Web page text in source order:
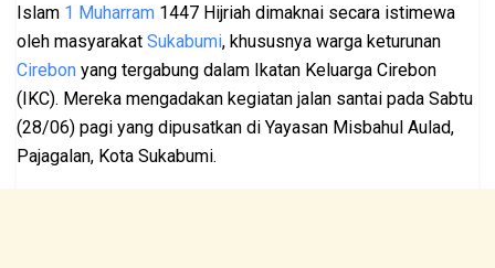
Islam 1 Muharram 1447 Hijriah dimaknai secara istimewa
oleh masyarakat Sukabumi, khususnya warga keturunan
Cirebon yang tergabung dalam Ikatan Keluarga Cirebon
(IKC). Mereka mengadakan kegiatan jalan santai pada Sabtu
(28/06) pagi yang dipusatkan di Yayasan Misbahul Aulad,
Pajagalan, Kota Sukabumi.